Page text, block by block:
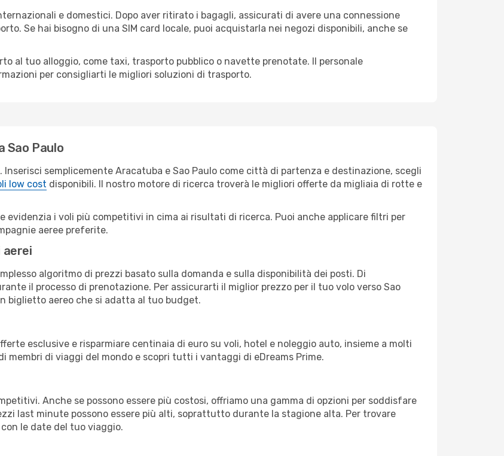
e domestici. Dopo aver ritirato i bagagli, assicurati di avere una connessione
Se hai bisogno di una SIM card locale, puoi acquistarla nei negozi disponibili, anche se
al tuo alloggio, come taxi, trasporto pubblico o navette prenotate. Il personale
per consigliarti le migliori soluzioni di trasporto.
Sao Paulo
semplicemente Aracatuba e Sao Paulo come città di partenza e destinazione, scegli
low cost disponibili. Il nostro motore di ricerca troverà le migliori offerte da migliaia di rotte e
evidenzia i voli più competitivi in cima ai risultati di ricerca. Puoi anche applicare filtri per
aeree preferite.
aerei
algoritmo di prezzi basato sulla domanda e sulla disponibilità dei posti. Di
il processo di prenotazione. Per assicurarti il miglior prezzo per il tuo volo verso Sao
biglietto aereo che si adatta al tuo budget.
esclusive e risparmiare centinaia di euro su voli, hotel e noleggio auto, insieme a molti
di viaggi del mondo e scopri tutti i vantaggi di eDreams Prime.
Anche se possono essere più costosi, offriamo una gamma di opzioni per soddisfare
last minute possono essere più alti, soprattutto durante la stagione alta. Per trovare
le date del tuo viaggio.